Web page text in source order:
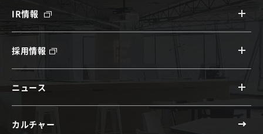
IR情報
採用情報
ニュース
カルチャー